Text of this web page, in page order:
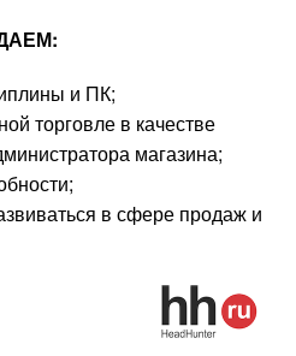
и ПК;
торговле в качестве
магазина;
в сфере продаж и